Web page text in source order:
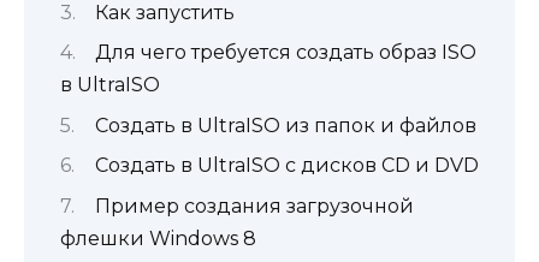
Как запустить
Для чего требуется создать образ ISO
в UltraISO
Создать в UltraISO из папок и файлов
Создать в UltraISO с дисков CD и DVD
Пример создания загрузочной
флешки Windows 8